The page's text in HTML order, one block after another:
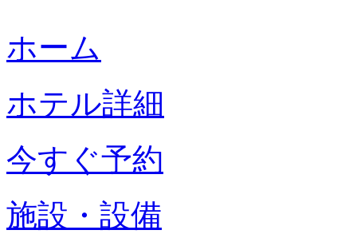
ホーム
ホテル詳細
今すぐ予約
施設・設備